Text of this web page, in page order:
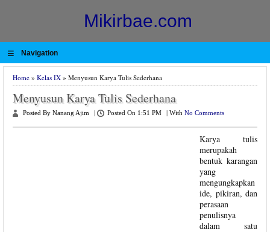
Mikirbae.com
≡ Navigation
Home » Kelas IX » Menyusun Karya Tulis Sederhana
Menyusun Karya Tulis Sederhana
Posted By Nanang Ajim Posted On 1:51 PM With No Comments
Karya tulis
merupakah
bentuk karangan
yang
mengungkapkan
ide, pikiran, dan
perasaan
penulisnya
dalam satu